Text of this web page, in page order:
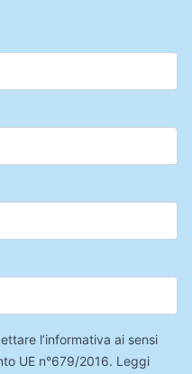
l’informativa ai sensi
UE n°679/2016. Leggi